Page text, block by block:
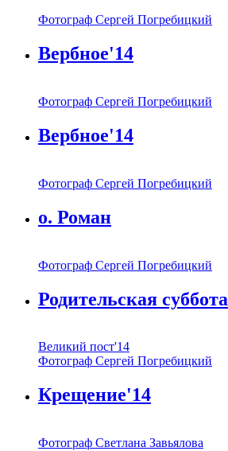
Фотограф Сергей Погребицкий
Вербное'14
Фотограф Сергей Погребицкий
Вербное'14
Фотограф Сергей Погребицкий
о. Роман
Фотограф Сергей Погребицкий
Родительская суббота
Великий пост'14
Фотограф Сергей Погребицкий
Крещение'14
Фотограф Светлана Завьялова